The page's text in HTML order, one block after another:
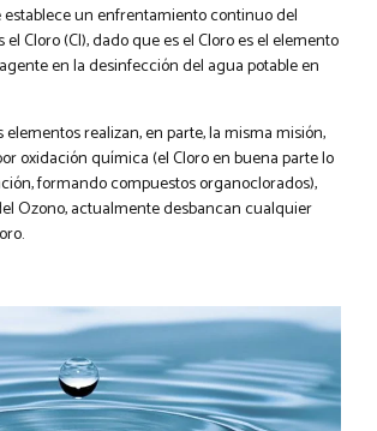
establece un enfrentamiento continuo del
Cloro (Cl), dado que es el Cloro es el elemento
en la desinfección del agua potable en
elementos realizan, en parte, la misma misión,
oxidación química (el Cloro en buena parte lo
formando compuestos organoclorados),
Ozono, actualmente desbancan cualquier